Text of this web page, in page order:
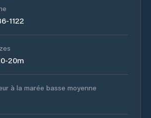
1122
20m
à la marée basse moyenne